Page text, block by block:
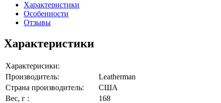
Характеристики
Особенности
Отзывы
Характеристики
Характерисики:
Производитель:
Leatherman
Страна производитель:
США
Вес, г :
168